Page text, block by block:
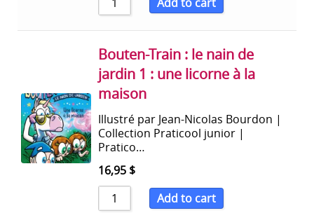
Add to cart
Bouten-Train : le nain de
jardin 1 : une licorne à la
maison
Illustré par Jean-Nicolas Bourdon |
Collection Praticool junior |
Pratico…
16,95 $
Add to cart